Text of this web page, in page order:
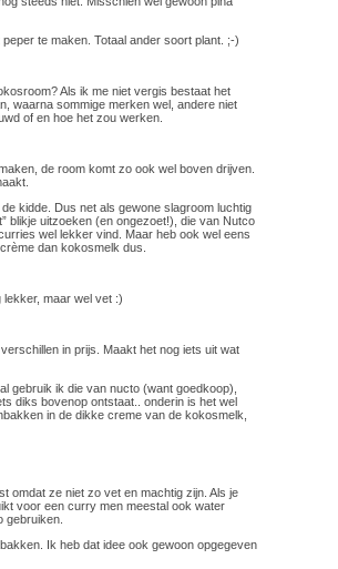
te maken. Totaal ander soort plant. ;-)
Als ik me niet vergis bestaat het
waarna sommige merken wel, andere niet
of en hoe het zou werken.
de room komt zo ook wel boven drijven.
kidde. Dus net als gewone slagroom luchtig
blikje uitzoeken (en ongezoet!), die van Nutco
wel lekker vind. Maar heb ook wel eens
dan kokosmelk dus.
maar wel vet :)
in prijs. Maakt het nog iets uit wat
gebruik ik die van nucto (want goedkoop),
diks bovenop ontstaat.. onderin is het wel
in de dikke creme van de kokosmelk,
omdat ze niet zo vet en machtig zijn. Als je
voor een curry men meestal ook water
gebruiken.
Ik heb dat idee ook gewoon opgegeven